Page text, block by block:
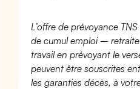
L’offre de prévoyance
de cumul emploi –
travail en prévoyant le
peuvent être souscrites
les garanties décès, à